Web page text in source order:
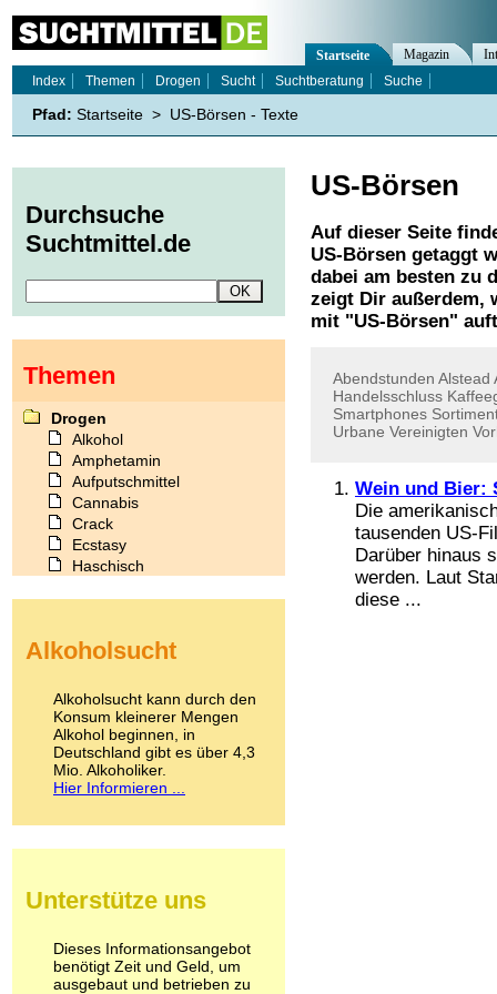
US-Börsen
Auf dieser Seite
US-Börsen getaggt
dabei am besten zu
zeigt Dir außerdem,
mit "US-Börsen"
Abendstunden Alstead
Handelsschluss
Smartphones
Urbane Vereinigten
Wein und Bier:
Die
tausenden US-
Darüber hinaus
werden. Laut
diese ...
Startseite Magazin
Index
Themen Drogen Sucht Suchtberatung Suche
Pfad: Startseite > US-Börsen - Texte
Durchsuche
Suchtmittel.de
Themen
Drogen
Alkohol
Amphetamin
Aufputschmittel
Cannabis
Crack
Ecstasy
Haschisch
Kokain
LSD
Marihuana
Medikamente
Meskalin
Metamphetamin
Methadon
Pilze
Psychopharmaka
Schlafmittel
Schmerzmittel
Alkoholsucht
Alkoholsucht kann durch den
Konsum kleinerer Mengen
Alkohol beginnen, in
Deutschland gibt es über 4,3
Mio. Alkoholiker.
Hier Informieren ...
Unterstütze uns
Dieses Informationsangebot
benötigt Zeit und Geld, um
ausgebaut und betrieben zu